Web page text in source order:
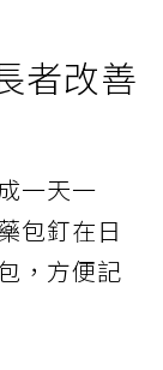
者改善
一天一
包釘在日
，方便記